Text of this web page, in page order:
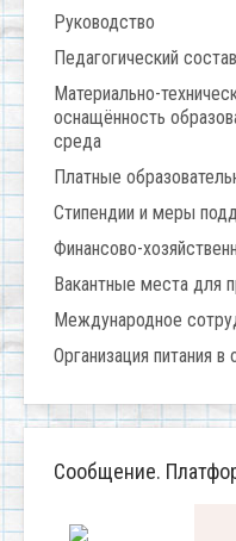
Руководство
Педагогический состав
Материально-
оснащённость
среда
Платные
Стипендии и меры
Финансово-
Вакантные места для
Международное
Организация питания в
Сообщение.